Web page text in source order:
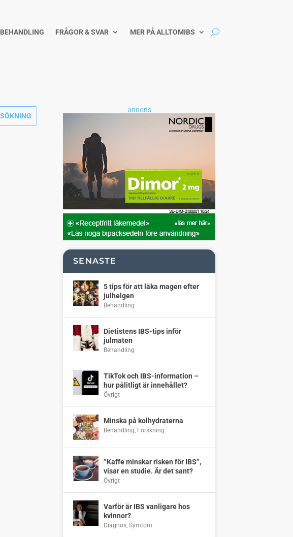
BEHANDLING FRÅGOR & SVAR MER PÅ ALLTOMIBS
annons
SENASTE
5 tips för att läka magen efter
julhelgen
Behandling
Dietistens IBS-tips inför
julmaten
Behandling
TikTok och IBS-information –
hur pålitligt är innehållet?
Övrigt
Minska på kolhydraterna
Behandling Forskning
”Kaffe minskar risken för IBS”,
visar en studie. Är det sant?
Övrigt
Varför är IBS vanligare hos
kvinnor?
Diagnos ,Symtom